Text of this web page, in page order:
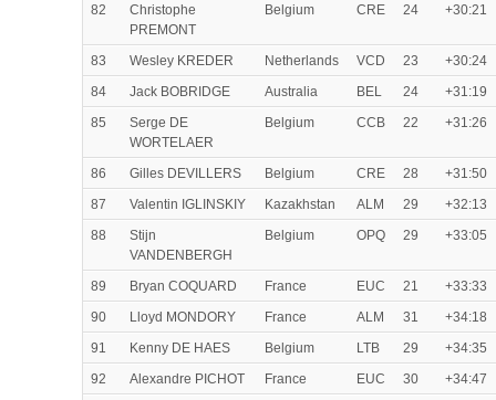
82
Christophe
PREMONT
Belgium CRE 24 +30:21
83 Wesley KREDER Netherlands VCD 23
+30:24
84
Jack BOBRIDGE Australia BEL 24
+31:19
85
Serge DE
WORTELAER
Belgium CCB 22 +31:26
86 Gilles DEVILLERS Belgium CRE 28
+31:50
87
Valentin IGLINSKIY Kazakhstan ALM 29
+32:13
88
Stijn
VANDENBERGH
Belgium OPQ 29 +33:05
89 Bryan COQUARD France EUC 21
+33:33
90
Lloyd MONDORY France ALM 31
+34:18
91
Kenny DE HAES Belgium LTB 29
+34:35
92
Alexandre PICHOT France EUC 30
+34:47